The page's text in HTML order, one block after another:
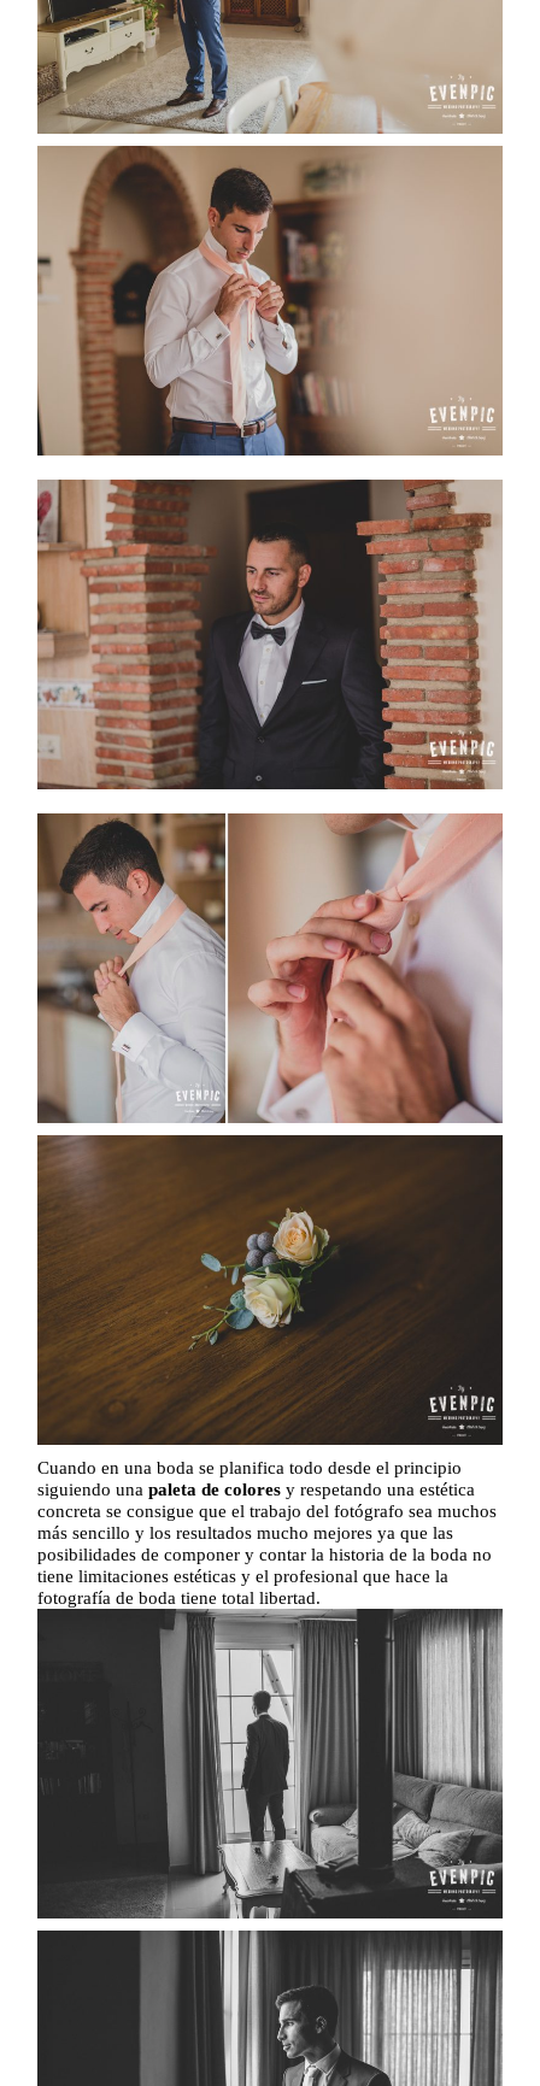
Cuando en una boda se planifica todo desde el principio
siguiendo unapaleta de colores y respetando una estética
concreta se consigue que el trabajo del fotógrafo sea muchos
más sencillo y los resultados mucho mejores ya que las
posibilidades de componer y contar la historia de la boda no
tiene limitaciones estéticas y el profesional que hace la
fotografía de boda tiene total libertad.